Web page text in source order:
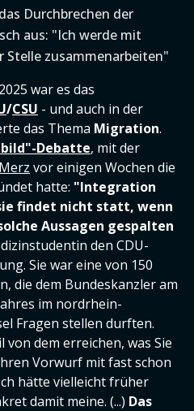
Durchbrechen der
aus: "Ich werde mit
Stelle zusammenarbeiten"
war es das
/CSU - und auch in der
das Thema Migration.
Debatte, mit der
vor einigen Wochen die
hatte: "Integration
findet nicht statt, wenn
Aussagen gespalten
den CDU-
Sie war eine von 150
die dem Bundeskanzler am
im nordrhein-
Fragen stellen durften.
von dem erreichen, was Sie
Vorwurf mit fast schon
hätte vielleicht früher
damit meine. (...) Das